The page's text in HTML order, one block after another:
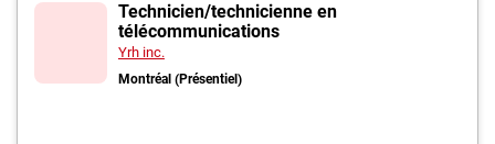
Technicien/technicienne en
télécommunications
Yrh inc.
Montréal (Présentiel)